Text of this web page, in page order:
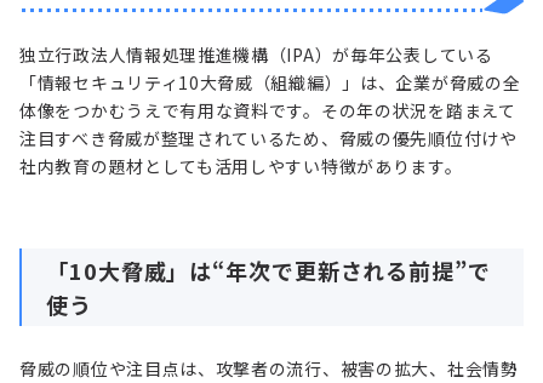
独立行政法人情報処理推進機構（IPA）が毎年公表している
「情報セキュリティ10大脅威（組織編）」は、企業が脅威の全
体像をつかむうえで有用な資料です。その年の状況を踏まえて
注目すべき脅威が整理されているため、脅威の優先順位付けや
社内教育の題材としても活用しやすい特徴があります。
「10大脅威」は“年次で更新される前提”で
使う
脅威の順位や注目点は、攻撃者の流行、被害の拡大、社会情勢